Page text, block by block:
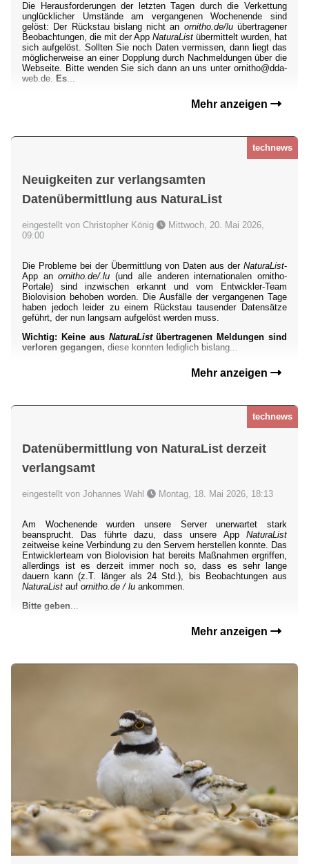
Die Herausforderungen der letzten Tagen durch die Verkettung
unglücklicher Umstände am vergangenen Wochenende sind
gelöst: Der Rückstau bislang nicht an ornitho.de/luübertragener
Beobachtungen, die mit der App NaturaList übermittelt wurden, hat
sich aufgelöst. Sollten Sie noch Daten vermissen, dann liegt das
möglicherweise an einer Dopplung durch Nachmeldungen über die
Webseite. Bitte wenden Sie sich dann an uns unter ornitho@dda-
web.de. Es...
Mehr anzeigen
technews
Neuigkeiten zur verlangsamten
Datenübermittlung aus NaturaList
eingestellt von Christopher König
Mittwoch, 20. Mai 2026,
09:00
Die Probleme bei der Übermittlung von Daten aus der NaturaList-
App anornitho.de/.lu (und alle anderen internationalen ornitho-
Portale) sind inzwischen erkannt und vom Entwickler-Team
Biolovision behoben worden. Die Ausfälle der vergangenen Tage
haben jedoch leider zu einem Rückstau tausender Datensätze
geführt, der nun langsam aufgelöst werden muss.
Wichtig: Keine aus NaturaListübertragenen Meldungen sind
verloren gegangen, diese konnten lediglich bislang...
Mehr anzeigen
technews
Datenübermittlung von NaturaList derzeit
verlangsamt
eingestellt von Johannes Wahl Montag, 18. Mai 2026, 18:13
Am Wochenende wurden unsere Server unerwartet stark
beansprucht. Das führte dazu, dass unsere App NaturaList
zeitweise keine Verbindung zu den Servern herstellen konnte. Das
Entwicklerteam von Biolovision hat bereits Maßnahmen ergriffen,
allerdings ist es derzeit immer noch so, dass es sehr lange
dauern kann (z.T. länger als 24 Std.), bis Beobachtungen aus
NaturaList auf ornitho.de / lu ankommen.
Bitte geben
Mehr anzeigen